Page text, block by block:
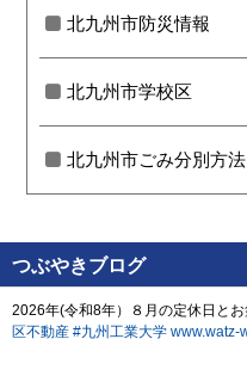
北九州市防災情報
北九州市学校区
北九州市ごみ分別方法
つぶやきブログ